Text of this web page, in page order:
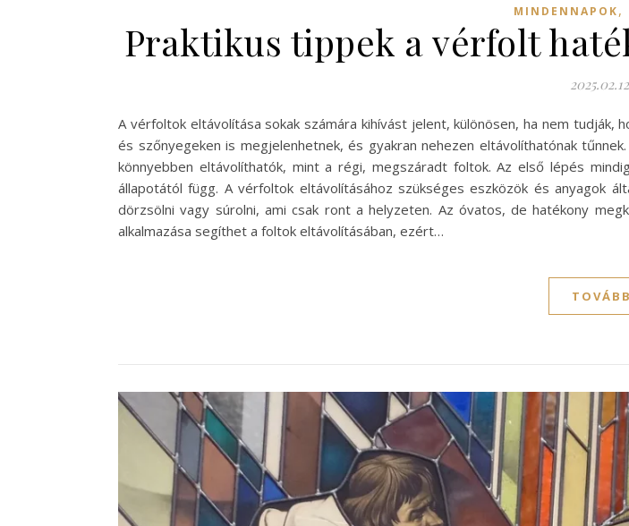
MINDENNAPOK,
Praktikus tippek a vérfolt
A vérfoltok eltávolítása sokak számára kihívást jelent, különösen, ha nem tudják,
és szőnyegeken is megjelenhetnek, és gyakran nehezen eltávolíthatónak
könnyebben eltávolíthatók, mint a régi, megszáradt foltok. Az első lépés
állapotától függ. A vérfoltok eltávolításához szükséges eszközök és anyagok
dörzsölni vagy súrolni, ami csak ront a helyzeten. Az óvatos, de hatékony
alkalmazása segíthet a foltok eltávolításában, ezért…
TOVÁBB